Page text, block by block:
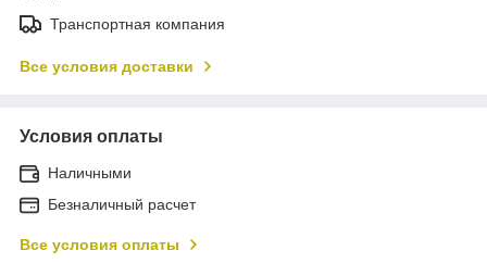
Транспортная компания
Все условия доставки
Условия оплаты
Наличными
Безналичный расчет
Все условия оплаты